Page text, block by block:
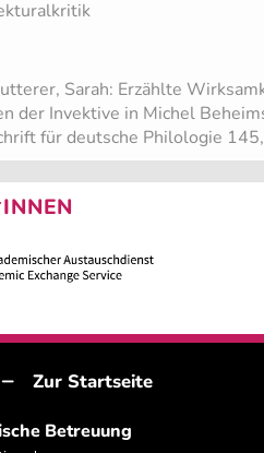
Sarah: Erzählte
der Invektive in Michel
für deutsche Philologie
– Zur Startseite
Betreuung